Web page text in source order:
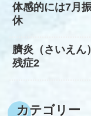
体感的には7月
休
臍炎（さいえん
残症2
カテゴリー